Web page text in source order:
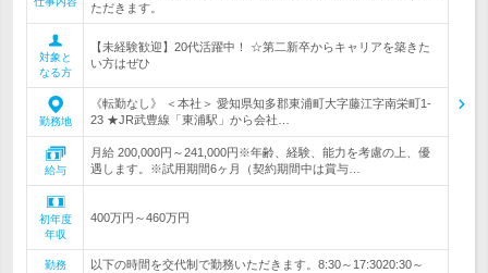
ただきます。
対象と
なる方
【未経験歓迎】20代活躍中！ ☆第二新卒からキャリアを築きた
い方はぜひ
勤務地
《転勤なし》 ＜本社＞ 愛知県知多郡東浦町大字藤江字南栄町1-
23 ★JR武豊線「東浦駅」から会社…
給与
月給 200,000円～241,000円※年齢、経験、能力を考慮の上、優
遇します。※試用期間6ヶ月（契約期間中は賞与…
初年度
年収
400万円～460万円
勤務
以下の時間を交代制で勤務いただきます。8:30～17:3020:30～